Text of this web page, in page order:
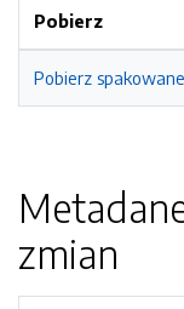
Pobierz
Pobierz
zmian